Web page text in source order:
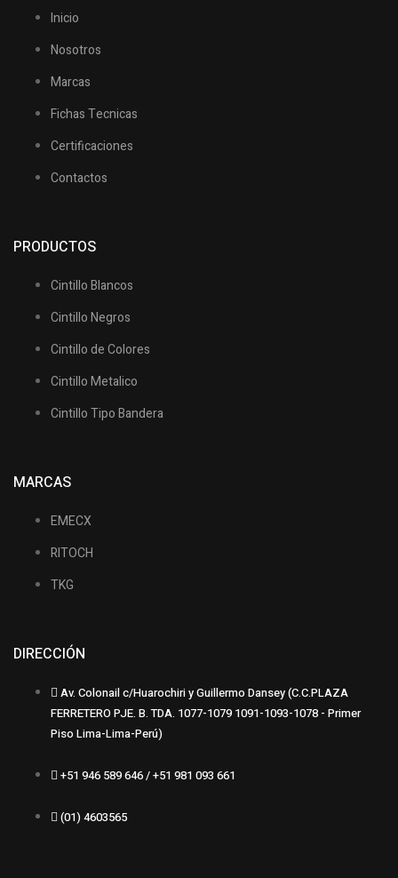
Inicio
Nosotros
Marcas
Fichas Tecnicas
Certificaciones
Contactos
PRODUCTOS
Cintillo Blancos
Cintillo Negros
Cintillo de Colores
Cintillo Metalico
Cintillo Tipo Bandera
MARCAS
EMECX
RITOCH
TKG
DIRECCIÓN
Av. Colonail c/Huarochiri y Guillermo Dansey (C.C.PLAZA
FERRETERO PJE. B. TDA. 1077-1079 1091-1093-1078 - Primer
Piso Lima-Lima-Perú)
+51 946 589 646 / +51 981 093 661
(01) 4603565